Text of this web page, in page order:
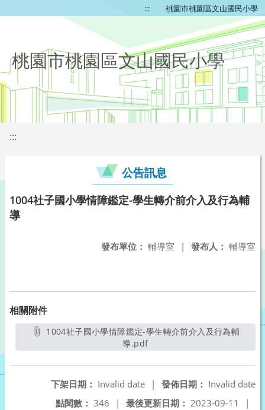
::: 桃園市桃園區文山國民小學
桃園市桃園區文山國民小學
:::
公告訊息
1004社子國小學情障鑑定-學生轉介前介入及行為輔
導
發布人： 輔導室
發布單位： 輔導室 |
相關附件
導.pdf另開新視窗
發佈日期： Invalid date
下架日期： Invalid date
|
最後更新日期： 2023-09-11 |
點閱數： 346 |